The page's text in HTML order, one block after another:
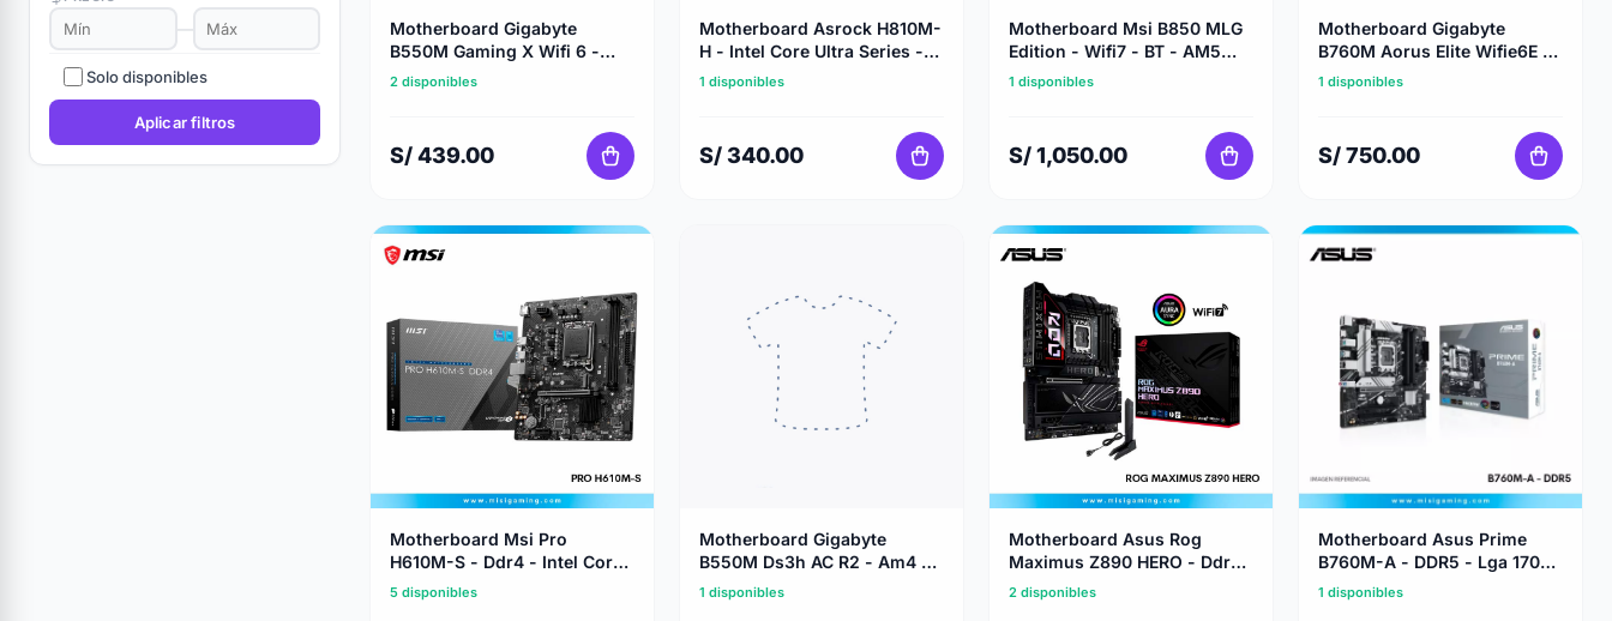
—
Solo disponibles
Aplicar filtros
Motherboard Gigabyte
B550M Gaming X Wifi 6 -
Ddr4 - AM4
2 disponibles
S/ 439.00
Motherboard Asrock H810M-
H - Intel Core Ultra Series -
Ddr5
1 disponibles
S/ 340.00
Motherboard Msi B850 MLG
Edition - Wifi7 - BT - AM5
Series - Ddr5
1 disponibles
S/ 1,050.00
Motherboard Gigabyte
B760M Aorus Elite Wifie6E -P
Gen 5 - Intel Core Series -
Ddr 5 - Anime
1 disponibles
S/ 750.00
Motherboard Msi Pro
H610M-S - Ddr4 - Intel Core
Series - Lga 1700
5 disponibles
Motherboard Gigabyte
B550M Ds3h AC R2 - Am4 -
Ddr4
1 disponibles
Motherboard Asus Rog
Maximus Z890 HERO - Ddr5
- Intel Core Ultra Series - Lga
1851
2 disponibles
Motherboard Asus Prime
B760M-A - DDR5 - Lga 1700
- Intel Core Series
1 disponibles